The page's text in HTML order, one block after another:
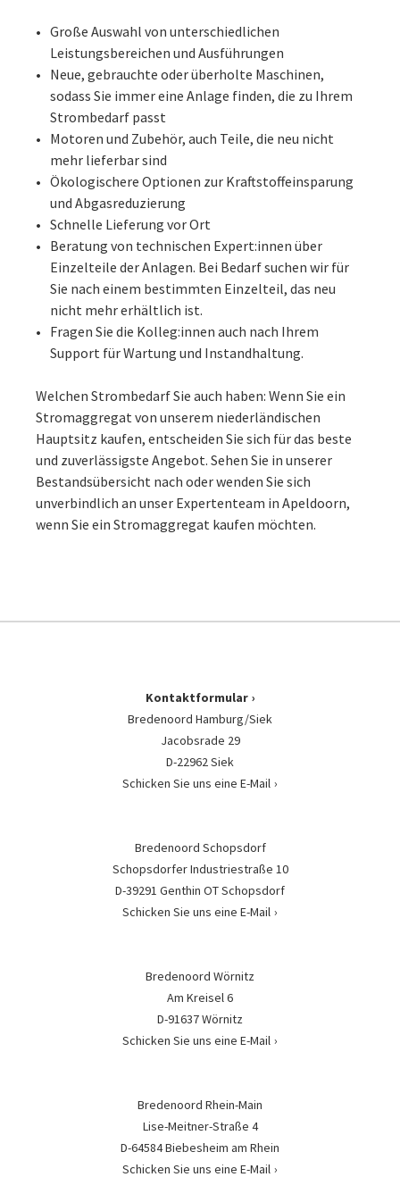
Große Auswahl von unterschiedlichen
Leistungsbereichen und Ausführungen
Neue, gebrauchte oder überholte Maschinen,
sodass Sie immer eine Anlage finden, die zu Ihrem
Strombedarf passt
Motoren und Zubehör, auch Teile, die neu nicht
mehr lieferbar sind
Ökologischere Optionen zur Kraftstoffeinsparung
und Abgasreduzierung
Schnelle Lieferung vor Ort
Beratung von technischen Expert:innen über
Einzelteile der Anlagen. Bei Bedarf suchen wir für
Sie nach einem bestimmten Einzelteil, das neu
nicht mehr erhältlich ist.
Fragen Sie die Kolleg:innen auch nach Ihrem
Support für Wartung und Instandhaltung.
Welchen Strombedarf Sie auch haben: Wenn Sie ein
Stromaggregat von unserem niederländischen
Hauptsitz kaufen, entscheiden Sie sich für das beste
und zuverlässigste Angebot. Sehen Sie in unserer
Bestandsübersicht nach oder wenden Sie sich
unverbindlich an unser Expertenteam in Apeldoorn,
wenn Sie ein Stromaggregat kaufen möchten.
Kontaktformular
Bredenoord Hamburg/Siek
Jacobsrade 29
D-22962 Siek
Schicken Sie uns eine E-Mail
Bredenoord Schopsdorf
Schopsdorfer Industriestraße 10
D-39291 Genthin OT Schopsdorf
Schicken Sie uns eine E-Mail
Bredenoord Wörnitz
Am Kreisel 6
D-91637 Wörnitz
Schicken Sie uns eine E-Mail
Bredenoord Rhein-Main
Lise-Meitner-Straße 4
D-64584 Biebesheim am Rhein
Schicken Sie uns eine E-Mail